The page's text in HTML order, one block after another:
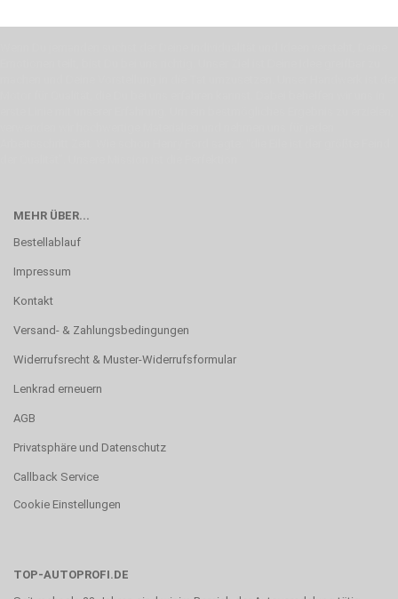
MEHR ÜBER...
Bestellablauf
Impressum
Kontakt
Versand- & Zahlungsbedingungen
Widerrufsrecht & Muster-Widerrufsformular
Lenkrad erneuern
AGB
Privatsphäre und Datenschutz
Callback Service
Cookie Einstellungen
TOP-AUTOPROFI.DE